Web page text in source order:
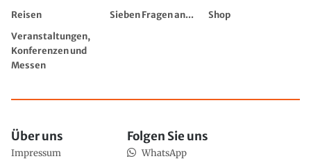
Reisen
Sieben Fragen an...
Shop
Veranstaltungen,
Konferenzen und
Messen
Über uns
Impressum
Folgen Sie uns
WhatsApp